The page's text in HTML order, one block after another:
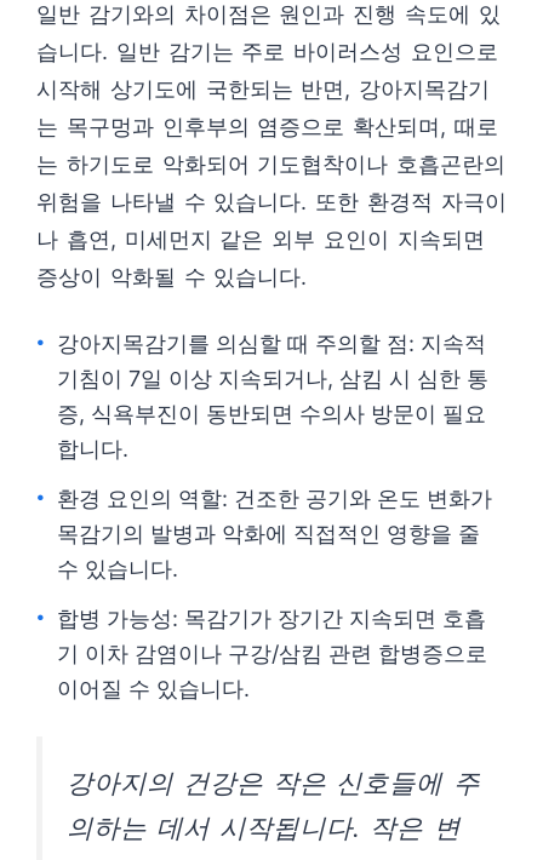
일반 감기와의 차이점은 원인과 진행 속도에 있
습니다. 일반 감기는 주로 바이러스성 요인으로
시작해 상기도에 국한되는 반면, 강아지목감기
는 목구멍과 인후부의 염증으로 확산되며, 때로
는 하기도로 악화되어 기도협착이나 호흡곤란의
위험을 나타낼 수 있습니다. 또한 환경적 자극이
나 흡연, 미세먼지 같은 외부 요인이 지속되면
증상이 악화될 수 있습니다.
강아지목감기를 의심할 때 주의할 점: 지속적
기침이 7일 이상 지속되거나, 삼킴 시 심한 통
증, 식욕부진이 동반되면 수의사 방문이 필요
합니다.
환경 요인의 역할: 건조한 공기와 온도 변화가
목감기의 발병과 악화에 직접적인 영향을 줄
수 있습니다.
합병 가능성: 목감기가 장기간 지속되면 호흡
기 이차 감염이나 구강/삼킴 관련 합병증으로
이어질 수 있습니다.
강아지의 건강은 작은 신호들에 주
의하는 데서 시작됩니다. 작은 변